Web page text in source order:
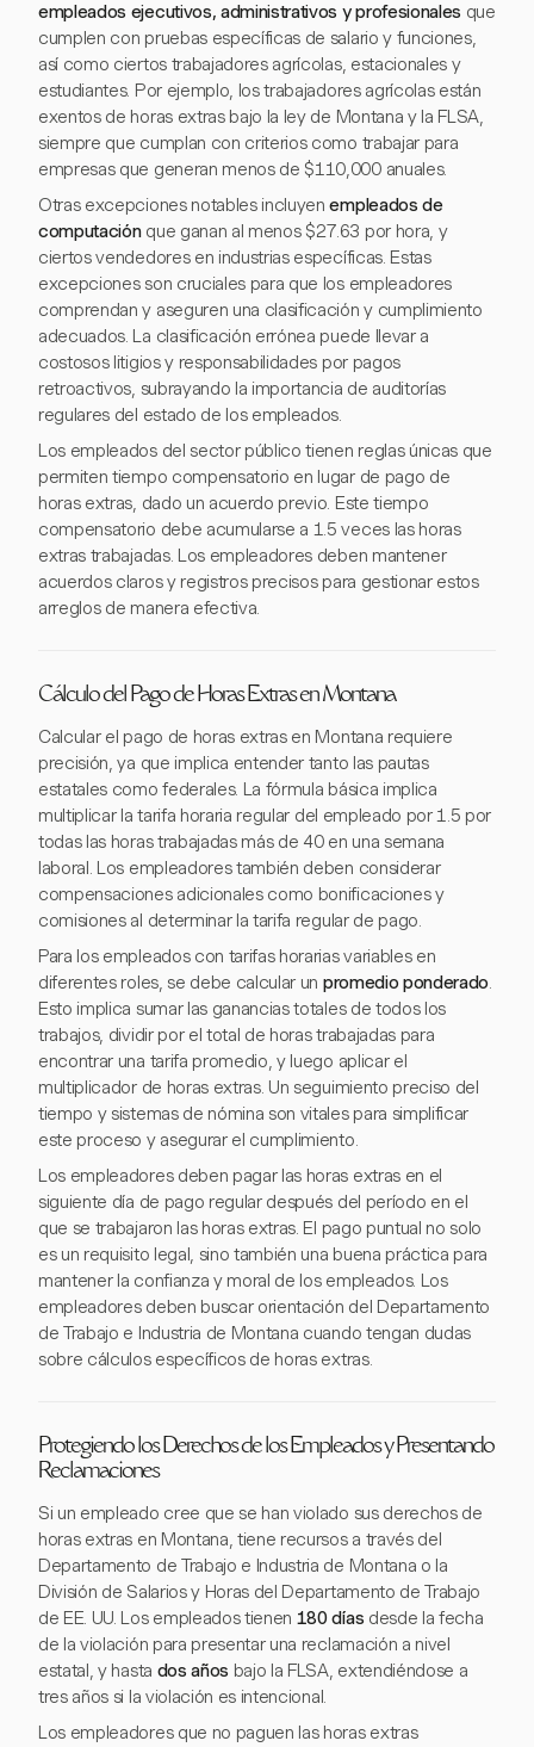
empleados ejecutivos, administrativos y profesionales que
cumplen con pruebas específicas de salario y funciones,
así como ciertos trabajadores agrícolas, estacionales y
estudiantes. Por ejemplo, los trabajadores agrícolas están
exentos de horas extras bajo la ley de Montana y la FLSA,
siempre que cumplan con criterios como trabajar para
empresas que generan menos de $110,000 anuales.
Otras excepciones notables incluyenempleados de
computaciónque ganan al menos $27.63 por hora, y
ciertos vendedores en industrias específicas. Estas
excepciones son cruciales para que los empleadores
comprendan y aseguren una clasificación y cumplimiento
adecuados. La clasificación errónea puede llevar a
costosos litigios y responsabilidades por pagos
retroactivos, subrayando la importancia de auditorías
regulares del estado de los empleados.
Los empleados del sector público tienen reglas únicas que
permiten tiempo compensatorio en lugar de pago de
horas extras, dado un acuerdo previo. Este tiempo
compensatorio debe acumularse a 1.5 veces las horas
extras trabajadas. Los empleadores deben mantener
acuerdos claros y registros precisos para gestionar estos
arreglos de manera efectiva.
Cálculo del Pago de Horas Extras en Montana
Calcular el pago de horas extras en Montana requiere
precisión, ya que implica entender tanto las pautas
estatales como federales. La fórmula básica implica
multiplicar la tarifa horaria regular del empleado por 1.5 por
todas las horas trabajadas más de 40 en una semana
laboral. Los empleadores también deben considerar
compensaciones adicionales como bonificaciones y
comisiones al determinar la tarifa regular de pago.
Para los empleados con tarifas horarias variables en
diferentes roles, se debe calcular un promedio ponderado.
Esto implica sumar las ganancias totales de todos los
trabajos, dividir por el total de horas trabajadas para
encontrar una tarifa promedio, y luego aplicar el
multiplicador de horas extras. Un seguimiento preciso del
tiempo y sistemas de nómina son vitales para simplificar
este proceso y asegurar el cumplimiento.
Los empleadores deben pagar las horas extras en el
siguiente día de pago regular después del período en el
que se trabajaron las horas extras. El pago puntual no solo
es un requisito legal, sino también una buena práctica para
mantener la confianza y moral de los empleados. Los
empleadores deben buscar orientación del Departamento
de Trabajo e Industria de Montana cuando tengan dudas
sobre cálculos específicos de horas extras.
Protegiendo los Derechos de los Empleados y Presentando
Reclamaciones
Si un empleado cree que se han violado sus derechos de
horas extras en Montana, tiene recursos a través del
Departamento de Trabajo e Industria de Montana o la
División de Salarios y Horas del Departamento de Trabajo
de EE. UU. Los empleados tienen 180 días desde la fecha
de la violación para presentar una reclamación a nivel
estatal, y hasta dos años bajo la FLSA, extendiéndose a
tres años si la violación es intencional.
Los empleadores que no paguen las horas extras